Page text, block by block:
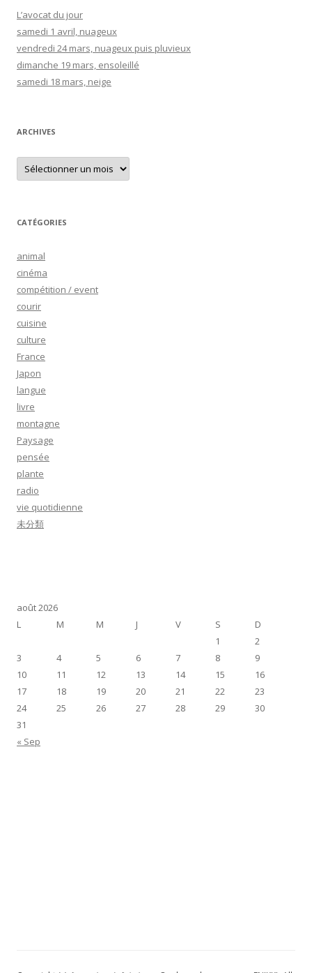
r
e
L’avocat du jour
samedi 1 avril, nuageux
vendredi 24 mars, nuageux puis pluvieux
dimanche 19 mars, ensoleillé
samedi 18 mars, neige
ARCHIVES
A
c
e
CATÉGORIES
animal
cinéma
compétition / event
courir
cuisine
culture
France
Japon
langue
livre
montagne
Paysage
pensée
plante
radio
vie quotidienne
未分類
août 2026
L
M M J V S D
« Sep
1
2
3
4 5 6 7 8
9
10
11 12 13 14 15
16
17
18 19 20 21 22
23
24
25 26 27 28 29
30
31